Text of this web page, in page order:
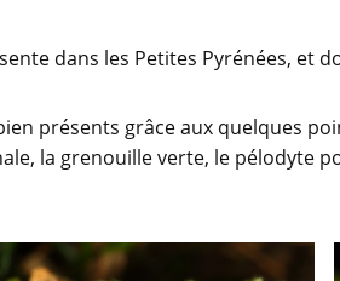
dans les Petites Pyrénées, et
présents grâce aux quelques
la grenouille verte, le pélodyte